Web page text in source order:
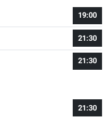
19:00
21:30
21:30
21:30